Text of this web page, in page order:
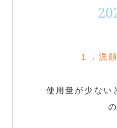
１．洗
使用量が少ない